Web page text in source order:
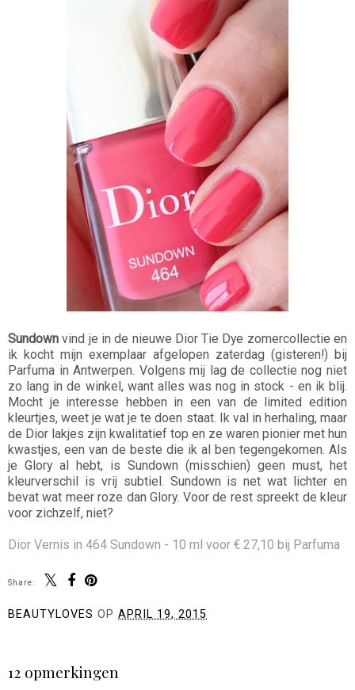
Sundown vind je in de nieuwe Dior Tie Dye zomercollectie en
ik kocht mijn exemplaar afgelopen zaterdag (gisteren!) bij
Parfuma in Antwerpen. Volgens mij lag de collectie nog niet
zo lang in de winkel, want alles was nog in stock - en ik blij.
Mocht je interesse hebben in een van de limited edition
kleurtjes, weet je wat je te doen staat. Ik val in herhaling, maar
de Dior lakjes zijn kwalitatief top en ze waren pionier met hun
kwastjes, een van de beste die ik al ben tegengekomen. Als
je Glory al hebt, is Sundown (misschien) geen must, het
kleurverschil is vrij subtiel. Sundown is net wat lichter en
bevat wat meer roze dan Glory. Voor de rest spreekt de kleur
voor zichzelf, niet?
Dior Vernis in 464 Sundown - 10 ml voor € 27,10 bij Parfuma
Share:
You may also enjoy: